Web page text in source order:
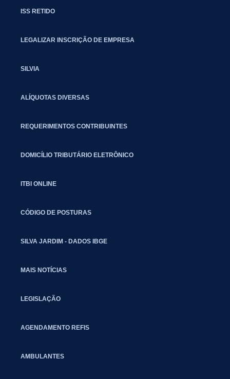
ISS RETIDO
LEGALIZAR INSCRIÇÃO DE EMPRESA
SILVIA
ALÍQUOTAS DIVERSAS
REQUERIMENTOS CONTRIBUINTES
DOMICÍLIO TRIBUTÁRIO ELETRÔNICO
ITBI ONLINE
CÓDIGO DE POSTURAS
SILVA JARDIM - DADOS IBGE
MAIS NOTÍCIAS
LEGISLAÇÃO
AGENDAMENTO REFIS
AMBULANTES